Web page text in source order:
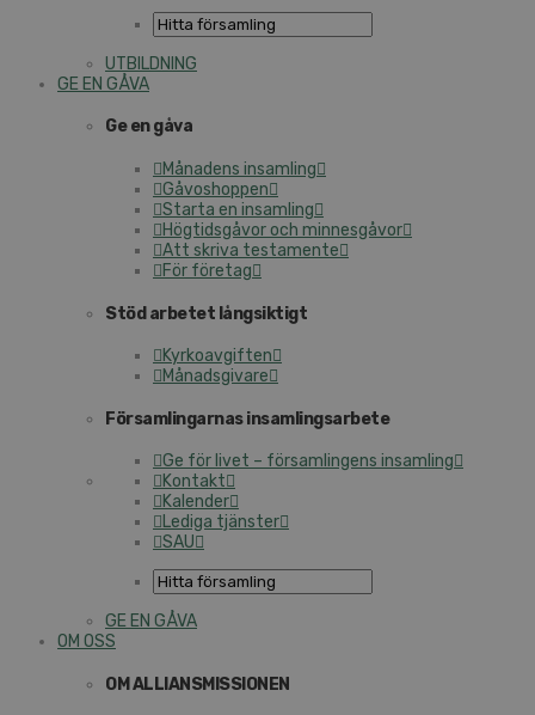
UTBILDNING
GE EN GÅVA
Ge en gåva
Månadens insamling
Gåvoshoppen
Starta en insamling
Högtidsgåvor och minnesgåvor
Att skriva testamente
För företag
Stöd arbetet långsiktigt
Kyrkoavgiften
Månadsgivare
Församlingarnas insamlingsarbete
Ge för livet – församlingens insamling
Kontakt
Kalender
Lediga tjänster
SAU
GE EN GÅVA
OM OSS
OM ALLIANSMISSIONEN